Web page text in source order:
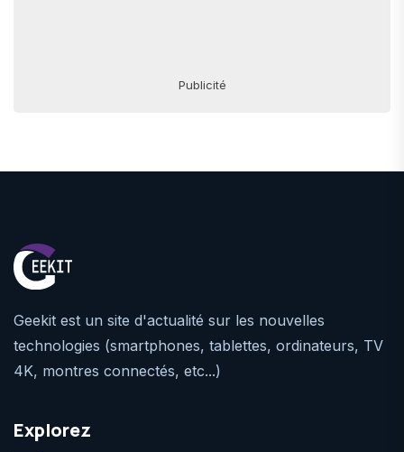
Publicité
Geekit est un site d'actualité sur les nouvelles
technologies (smartphones, tablettes, ordinateurs, TV
4K, montres connectés, etc...)
Explorez